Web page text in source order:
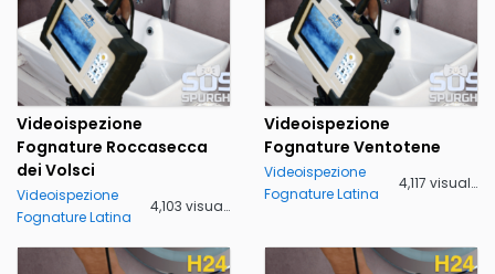
Videoispezione
Fognature Roccasecca
dei Volsci
Videoispezione
Fognature Latina
4,103 visualizzazioni
Videoispezione
Fognature Ventotene
Videoispezione
Fognature Latina
4,117 visualizzazioni